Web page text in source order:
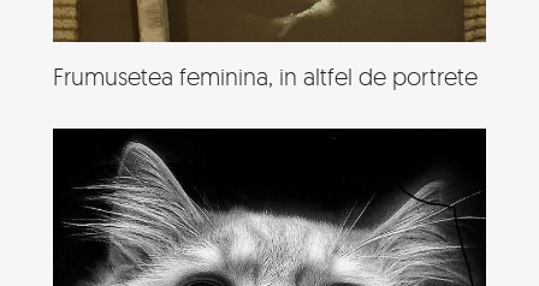
Frumusetea feminina, in altfel de portrete